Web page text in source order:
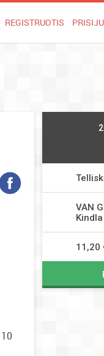
REGISTRUOTIS
VAN
11,20